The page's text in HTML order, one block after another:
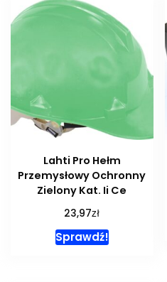
Lahti Pro Hełm
Przemysłowy Ochronny
Zielony Kat. Ii Ce
23,97zł
Sprawdź!